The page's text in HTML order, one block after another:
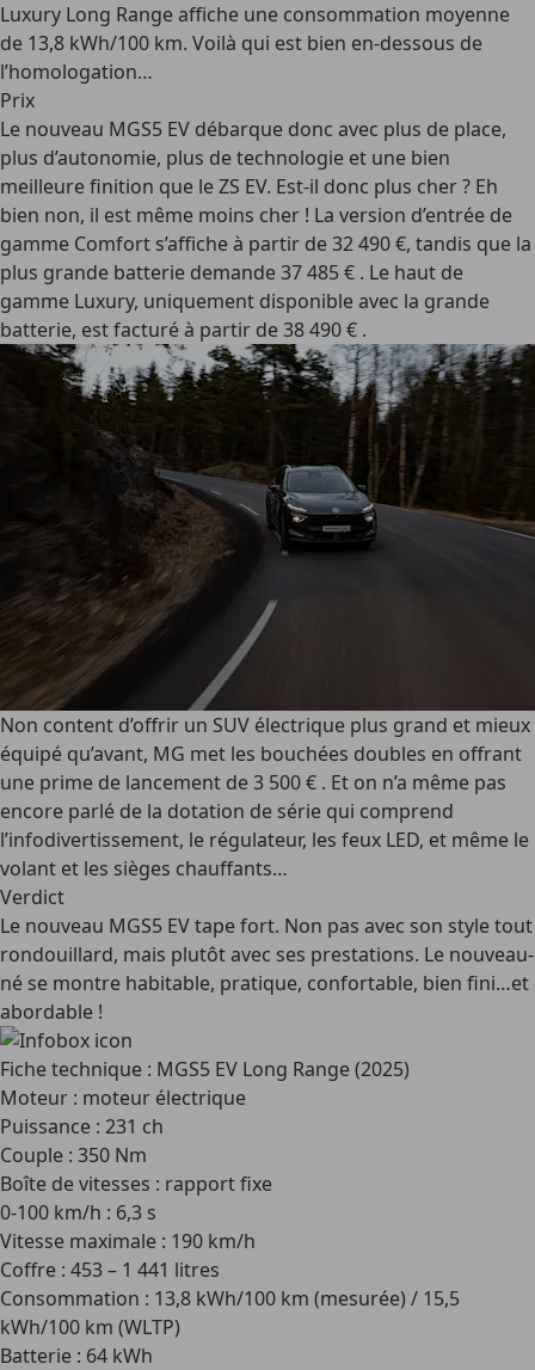
Luxury Long Range affiche une consommation moyenne
de 13,8 kWh/100 km. Voilà qui est bien en-dessous de
l’homologation…
Prix
Le nouveau MGS5 EV débarque donc avec plus de place,
plus d’autonomie, plus de technologie et une bien
meilleure finition que le ZS EV. Est-il donc plus cher ? Eh
bien non, il est même moins cher ! La version d’entrée de
gamme Comfort s’affiche à partir de 32 490 €, tandis que la
plus grande batterie demande 37 485 € . Le haut de
gamme Luxury, uniquement disponible avec la grande
batterie, est facturé à partir de 38 490 € .
Non content d’offrir un SUV électrique plus grand et mieux
équipé qu’avant, MG met les bouchées doubles en offrant
une prime de lancement de 3 500 € . Et on n’a même pas
encore parlé de la dotation de série qui comprend
l’infodivertissement, le régulateur, les feux LED, et même le
volant et les sièges chauffants…
Verdict
Le nouveau MGS5 EV tape fort. Non pas avec son style tout
rondouillard, mais plutôt avec ses prestations. Le nouveau-
né se montre habitable, pratique, confortable, bien fini…et
abordable !
Fiche technique : MGS5 EV Long Range (2025)
Moteur : moteur électrique
Puissance : 231 ch
Couple : 350 Nm
Boîte de vitesses : rapport fixe
0-100 km/h : 6,3 s
Vitesse maximale : 190 km/h
Coffre : 453 – 1 441 litres
Consommation : 13,8 kWh/100 km (mesurée) / 15,5
kWh/100 km (WLTP)
Batterie : 64 kWh